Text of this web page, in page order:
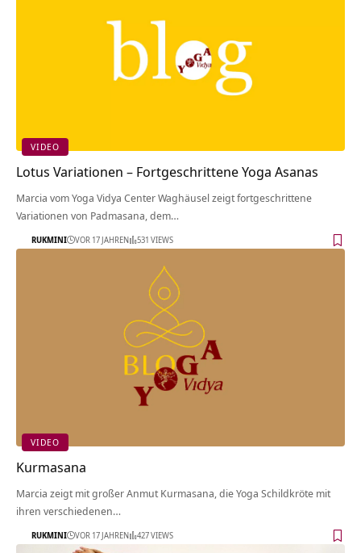
VIDEO
Lotus Variationen – Fortgeschrittene Yoga Asanas
Marcia vom Yoga Vidya Center Waghäusel zeigt fortgeschrittene
Variationen von Padmasana, dem…
RUKMINI VOR 17 JAHREN 531 VIEWS
VIDEO
Kurmasana
Marcia zeigt mit großer Anmut Kurmasana, die Yoga Schildkröte mit
ihren verschiedenen…
RUKMINI VOR 17 JAHREN 427 VIEWS